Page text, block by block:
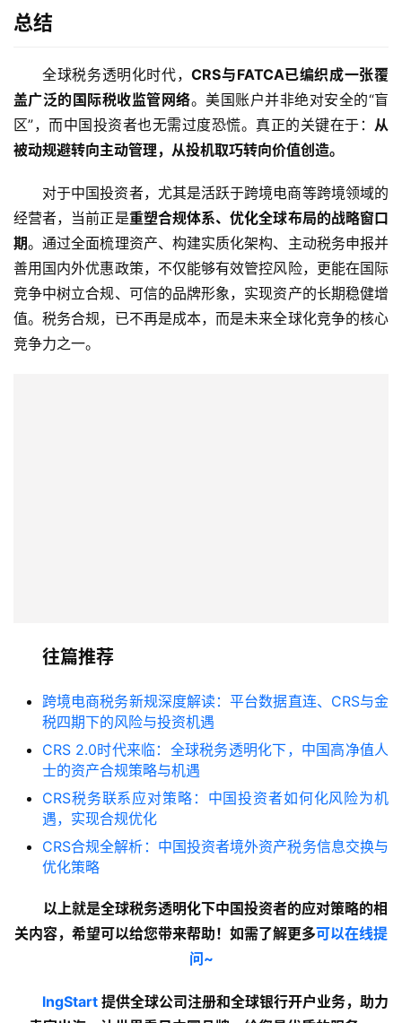
总结
全球税务透明化时代，CRS与FATCA已编织成一张覆
盖广泛的国际税收监管网络。美国账户并非绝对安全的“盲
区”，而中国投资者也无需过度恐慌。真正的关键在于： 从
被动规避转向主动管理，从投机取巧转向价值创造。
对于中国投资者，尤其是活跃于跨境电商等跨境领域的
经营者，当前正是重塑合规体系、优化全球布局的战略窗口
期。通过全面梳理资产、构建实质化架构、主动税务申报并
善用国内外优惠政策，不仅能够有效管控风险，更能在国际
竞争中树立合规、可信的品牌形象，实现资产的长期稳健增
值。税务合规，已不再是成本，而是未来全球化竞争的核心
竞争力之一。
往篇推荐
跨境电商税务新规深度解读：平台数据直连、CRS与金
税四期下的风险与投资机遇
CRS 2.0时代来临：全球税务透明化下，中国高净值人
士的资产合规策略与机遇
CRS税务联系应对策略：中国投资者如何化风险为机
遇，实现合规优化
CRS合规全解析：中国投资者境外资产税务信息交换与
优化策略
以上就是全球税务透明化下中国投资者的应对策略的相
关内容，希望可以给您带来帮助！如需了解更多可以在线提
问~
lngStart 提供全球公司注册和全球银行开户业务，助力